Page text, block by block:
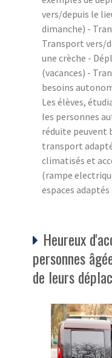
vers/depuis le
dimanche) -
Transport vers/
une crèche -
(vacances) -
besoins
Les élèves,
les personnes
réduite peuvent
transport
climatisés et
(rampe
espaces
Heureux
personnes
de leurs